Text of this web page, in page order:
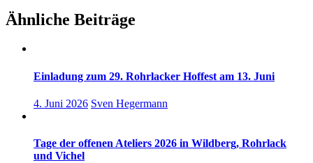
Ähnliche Beiträge
Einladung zum 29. Rohrlacker Hoffest am 13. Juni
4. Juni 2026 Sven Hegermann
Tage der offenen Ateliers 2026 in Wildberg, Rohrlack
und Vichel